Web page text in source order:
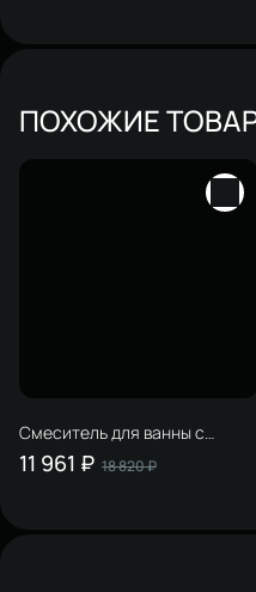
ПОХОЖИЕ
Смеситель для ванны с
душем STWORKI Лерум
S04100CR хром, латунь,
11 961 ₽ 18 820 ₽